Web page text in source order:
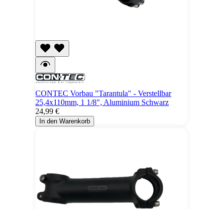
CONTEC Vorbau "Tarantula" - Verstellbar
25,4x110mm, 1 1/8", Aluminium Schwarz
24,99 €
In den Warenkorb